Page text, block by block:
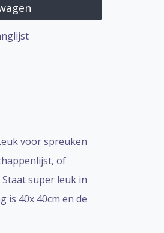
voor spreuken
of
super leuk in
is 40x 40cm en de